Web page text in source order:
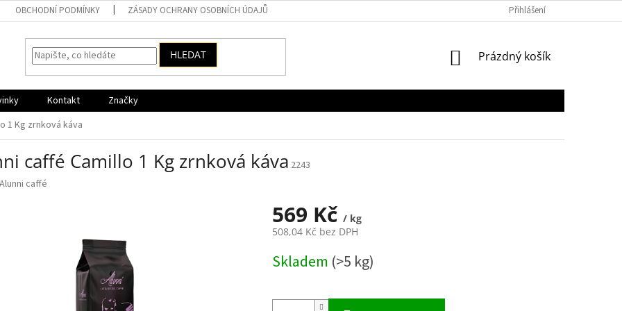
OBCHODNÍ PODMÍNKY ZÁSADY OCHRANY OSOBNÍCH ÚDAJŮ Přihlášení
HLEDAT
NÁKUPNÍ
Prázdný košík
Kontakt
Značky
1 Kg zrnková káva
caffé Camillo 1 Kg zrnková káva 2243
Alunni caffé
569 Kč / kg
508,04 Kč bez DPH
cena:
Skladem (>5 kg)